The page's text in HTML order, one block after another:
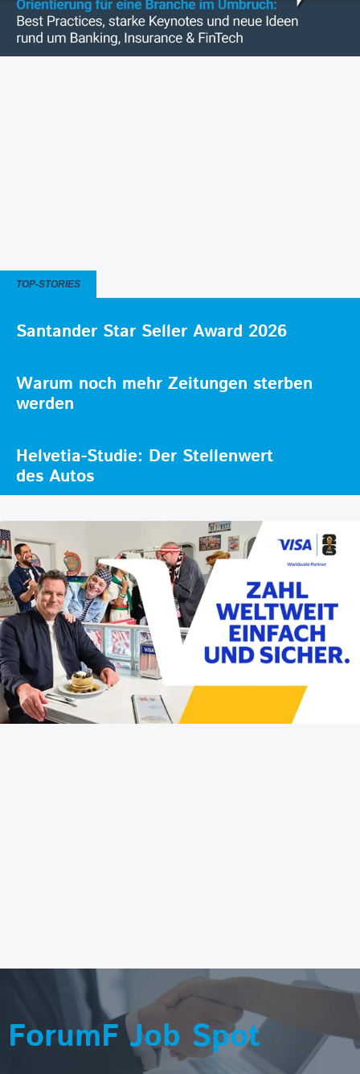
TOP-STORIES
Santander Star Seller Award 2026
Warum noch mehr Zeitungen sterben
werden
Helvetia-Studie: Der Stellenwert
des Autos
ForumF Job Spot